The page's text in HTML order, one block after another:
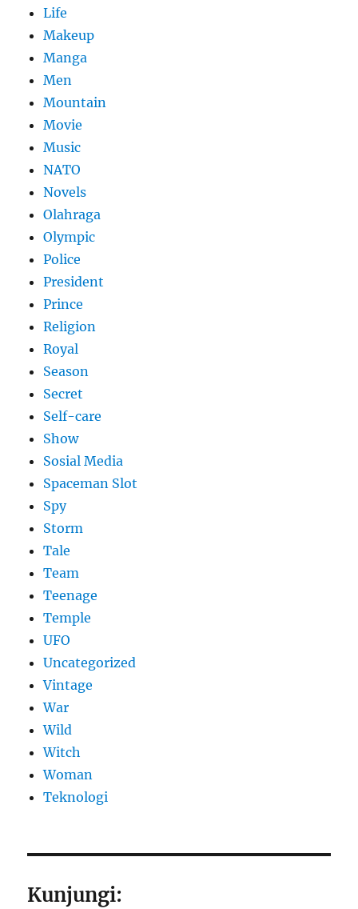
Life
Makeup
Manga
Men
Mountain
Movie
Music
NATO
Novels
Olahraga
Olympic
Police
President
Prince
Religion
Royal
Season
Secret
Self-care
Show
Sosial Media
Spaceman Slot
Spy
Storm
Tale
Team
Teenage
Temple
UFO
Uncategorized
Vintage
War
Wild
Witch
Woman
​Teknologi
Kunjungi: